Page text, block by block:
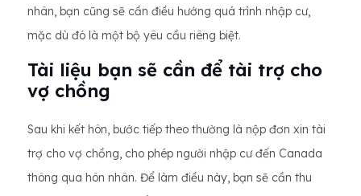
nhân, bạn cũng sẽ cần điều hướng quá trình nhập cư,
mặc dù đó là một bộ yêu cầu riêng biệt.
Tài liệu bạn sẽ cần để tài trợ cho
vợ chồng
Sau khi kết hôn, bước tiếp theo thường là nộp đơn xin tài
trợ cho vợ chồng, cho phép người nhập cư đến Canada
thông qua hôn nhân. Để làm điều này, bạn sẽ cần thu